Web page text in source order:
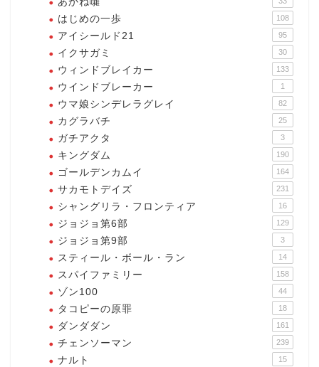
はじめの一歩 108
アイシールド21 95
イクサガミ 30
ウィンドブレイカー 133
ウインドブレーカー 1
ウマ娘シンデレラグレイ 82
カグラバチ 25
ガチアクタ 3
キングダム 190
ゴールデンカムイ 164
サカモトデイズ 231
シャングリラ・フロンティア 16
ジョジョ第6部 129
ジョジョ第9部 3
スティール・ボール・ラン 14
スパイファミリー 158
ゾン100 44
タコピーの原罪 18
ダンダダン 161
チェンソーマン 239
ナルト 15